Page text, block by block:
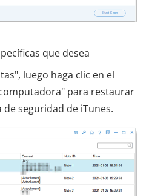
que desea
luego haga clic en el
para restaurar
seguridad de iTunes.